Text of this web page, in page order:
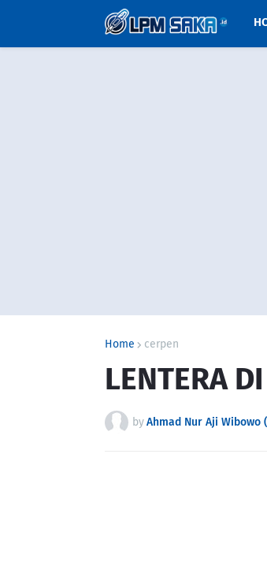
Home cerpen
LENTERA
byAhmad Nur Aji Wibowo